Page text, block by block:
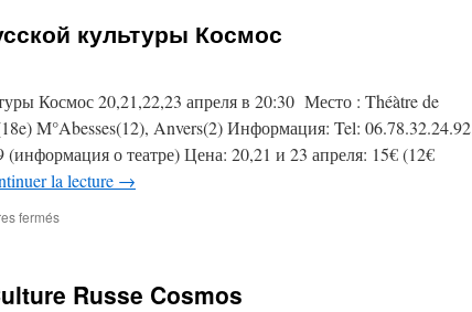
культуры Космос
Космос 20,21,22,23 апреля в 20:30 Место : Théàtre de
M°Abesses(12), Anvers(2) Информация: Tel: 06.78.32.24.92
о театре) Цена: 20,21 и 23 апреля: 15€ (12€
la lecture →
ferméssur
культуры
Russe Cosmos